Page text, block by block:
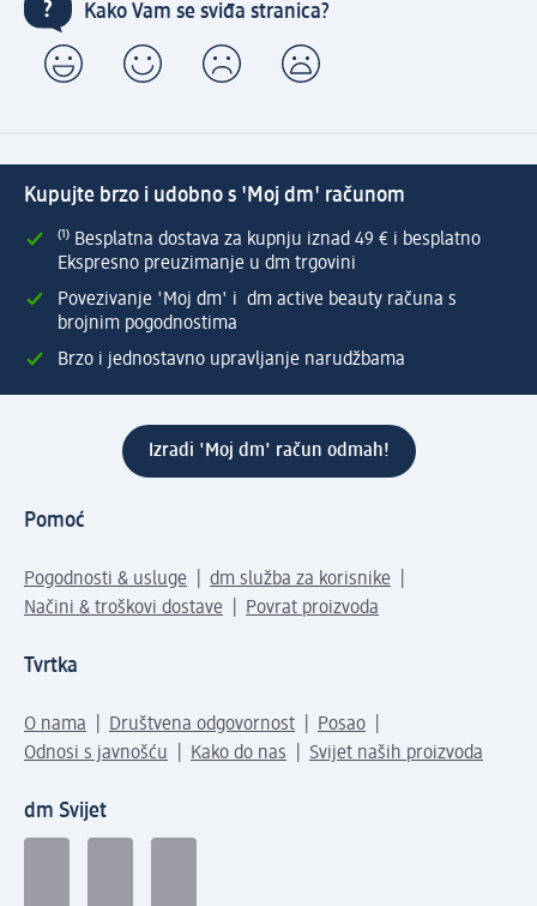
Kako Vam se sviđa stranica?
Kupujte brzo i udobno s 'Moj dm' računom
⁽¹⁾ Besplatna dostava za kupnju iznad 49 € i besplatno
Ekspresno preuzimanje u dm trgovini
Povezivanje 'Moj dm' i dm active beauty računa s
brojnim pogodnostima
Brzo i jednostavno upravljanje narudžbama
Izradi 'Moj dm' račun odmah!
Pomoć
Pogodnosti & usluge
dm služba za korisnike
Načini & troškovi dostave
Povrat proizvoda
Tvrtka
O nama Društvena odgovornost
Posao
Odnosi s javnošću
Kako do nas Svijet naših proizvoda
dm Svijet